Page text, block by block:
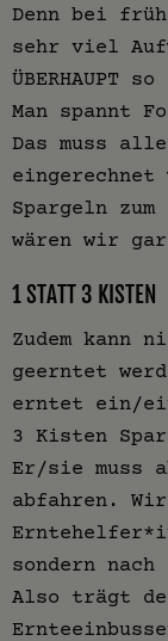
Denn bei
sehr viel
ÜBERHAUPT
Man spannt
Das muss
eingerechnet
Spargeln
wären wir
1 STATT 3 KISTEN
Zudem kann
geerntet
erntet ein/
3 Kisten
Er/sie muss
abfahren.
sondern
Also trägt